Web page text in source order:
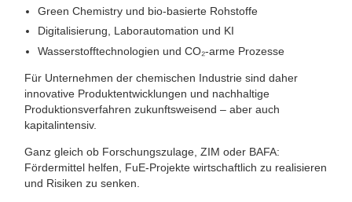
Green Chemistry und bio-basierte Rohstoffe
Digitalisierung, Laborautomation und KI
Wasserstofftechnologien und CO₂-arme Prozesse
Für Unternehmen der chemischen Industrie sind daher
innovative Produktentwicklungen und nachhaltige
Produktionsverfahren zukunftsweisend – aber auch
kapitalintensiv.
Ganz gleich ob Forschungszulage, ZIM oder BAFA:
Fördermittel helfen, FuE-Projekte wirtschaftlich zu realisieren
und Risiken zu senken.